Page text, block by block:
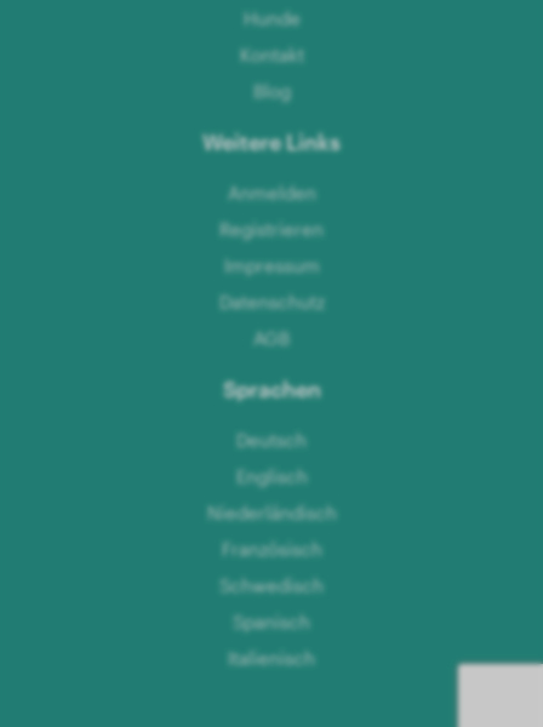
Hunde
Kontakt
Blog
Weitere Links
Anmelden
Registrieren
Impressum
Datenschutz
AGB
Sprachen
Deutsch
Englisch
Niederländisch
Französisch
Schwedisch
Spanisch
Italienisch